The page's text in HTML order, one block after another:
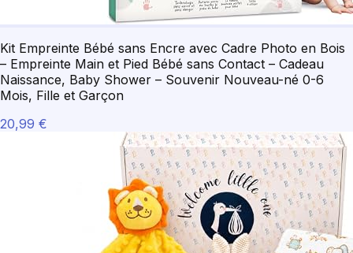
Kit Empreinte Bébé sans Encre avec Cadre Photo en Bois
– Empreinte Main et Pied Bébé sans Contact – Cadeau
Naissance, Baby Shower – Souvenir Nouveau-né 0-6
Mois, Fille et Garçon
20,99 €